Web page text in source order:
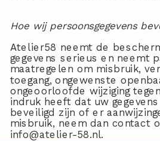
Hoe wij persoonsgegevens
Atelier58 neemt de
gegevens serieus en neemt
maatregelen om misbruik,
toegang, ongewenste
ongeoorloofde wijziging
indruk heeft dat uw
beveiligd zijn of er
misbruik, neem dan contact
info@atelier-58.nl.